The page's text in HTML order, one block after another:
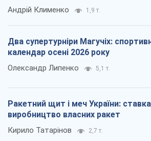
Андрій Клименко 1,9 т.
Два супертурніри Магучіх:
календар осені 2026 року
Олександр Липенко 5,1 т.
Ракетний щит і меч України:
виробництво власних ракет
Кирило Татарінов 2,7 т.